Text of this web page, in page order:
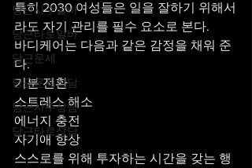
당근사주알바
당근타로알바
당근운세
당근운세상담
당근사주상담
당근타로상담
특히 2030 여성들은 일을 잘하기 위해서
라도 자기 관리를 필수 요소로 본다.
바디케어는 다음과 같은 감정을 채워 준
다.
기분 전환
스트레스 해소
에너지 충전
자기애 향상
스스로를 위해 투자하는 시간을 갖는 행